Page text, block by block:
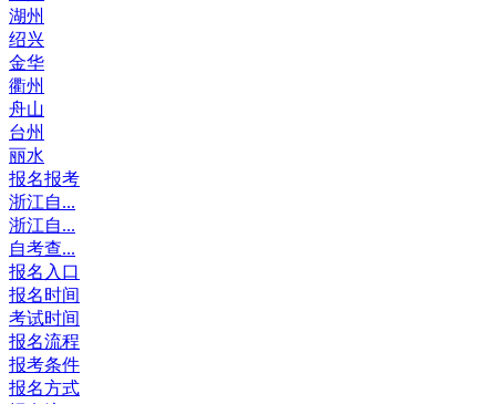
湖州
绍兴
金华
衢州
舟山
台州
丽水
报名报考
浙江自...
浙江自...
自考查...
报名入口
报名时间
考试时间
报名流程
报考条件
报名方式